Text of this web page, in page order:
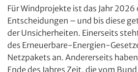
Für Windprojekte ist das Jahr 2026
Entscheidungen – und bis diese
der Unsicherheiten. Einerseits
des Erneuerbare-Energien-
Netzpakets an. Andererseits
Ende des Jahres Zeit, die vom